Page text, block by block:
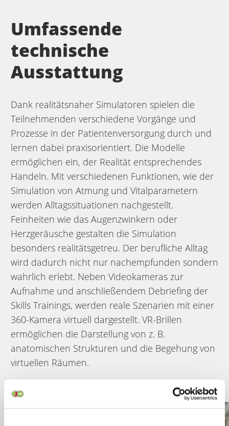
Umfassende
technische
Ausstattung
Dank realitätsnaher Simulatoren spielen die
Teilnehmenden verschiedene Vorgänge und
Prozesse in der Patientenversorgung durch und
lernen dabei praxisorientiert. Die Modelle
ermöglichen ein, der Realität entsprechendes
Handeln. Mit verschiedenen Funktionen, wie der
Simulation von Atmung und Vitalparametern
werden Alltagssituationen nachgestellt.
Feinheiten wie das Augenzwinkern oder
Herzgeräusche gestalten die Simulation
besonders realitätsgetreu. Der berufliche Alltag
wird dadurch nicht nur nachempfunden sondern
wahrlich erlebt. Neben Videokameras zur
Aufnahme und anschließendem Debriefing der
Skills Trainings, werden reale Szenarien mit einer
360-Kamera virtuell dargestellt. VR-Brillen
ermöglichen die Darstellung von z. B.
anatomischen Strukturen und die Begehung von
virtuellen Räumen.